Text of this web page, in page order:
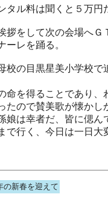
タル料は聞くと５万円
拶をして次の会場へＧ
ーレを踊る。
校の目黒星美小学校
命を得ることであり
たので賛美歌が懐かし
娘は幸者だ、皆に偲ん
で行く、今日は一日大
の新春を迎えて